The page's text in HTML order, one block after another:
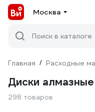
Москва
Поиск в каталоге
Главная / Расходные
Диски алмазные
298 товаров